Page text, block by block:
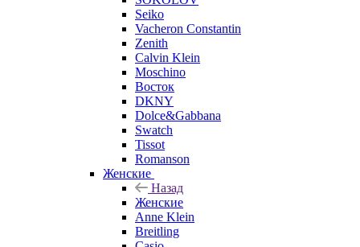
Seiko
Vacheron Constantin
Zenith
Calvin Klein
Moschino
Восток
DKNY
Dolce&Gabbana
Swatch
Tissot
Romanson
Женские
Назад
Женские
Anne Klein
Breitling